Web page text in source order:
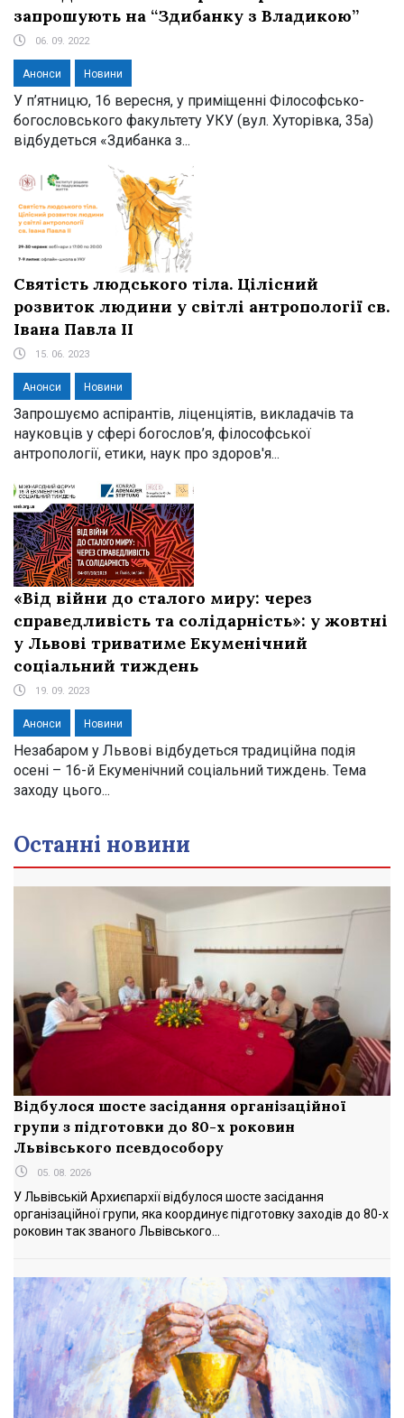
запрошують на “Здибанку з Владикою”
06. 09. 2022
Анонси Новини
У п’ятницю, 16 вересня, у приміщенні Філософсько-
богословського факультету УКУ (вул. Хуторівка, 35а)
відбудеться «Здибанка з...
Святість людського тіла. Цілісний
розвиток людини у світлі антропології св.
Івана Павла ІІ
15. 06. 2023
Анонси Новини
Запрошуємо аспірантів, ліценціятів, викладачів та
науковців у сфері богослов’я, філософської
антропології, етики, наук про здоров'я...
«Від війни до сталого миру: через
справедливість та солідарність»: у жовтні
у Львові триватиме Екуменічний
соціальний тиждень
19. 09. 2023
Анонси Новини
Незабаром у Львові відбудеться традиційна подія
осені – 16-й Екуменічний соціальний тиждень. Тема
заходу цього...
Останні новини
Відбулося шосте засідання організаційної
групи з підготовки до 80-х роковин
Львівського псевдособору
05. 08. 2026
У Львівській Архиєпархії відбулося шосте засідання
організаційної групи, яка координує підготовку заходів до 80-х
роковин так званого Львівського...